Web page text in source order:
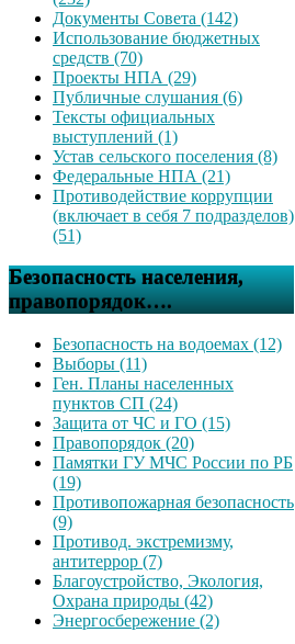
Документы Совета (142)
Использование бюджетных
средств (70)
Проекты НПА (29)
Публичные слушания (6)
Тексты официальных
выступлений (1)
Устав сельского поселения (8)
Федеральные НПА (21)
Противодействие коррупции
(включает в себя 7 подразделов)
(51)
Безопасность населения,
правопорядок….
Безопасность на водоемах (12)
Выборы (11)
Ген. Планы населенных
пунктов СП (24)
Защита от ЧС и ГО (15)
Правопорядок (20)
Памятки ГУ МЧС России по РБ
(19)
Противопожарная безопасность
(9)
Противод. экстремизму,
антитеррор (7)
Благоустройство, Экология,
Охрана природы (42)
Энергосбережение (2)